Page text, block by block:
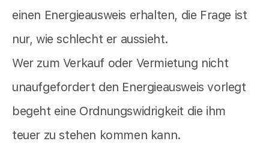
einen Energieausweis erhalten, die Frage ist
nur, wie schlecht er aussieht.
Wer zum Verkauf oder Vermietung nicht
unaufgefordert den Energieausweis vorlegt
begeht eine Ordnungswidrigkeit die ihm
teuer zu stehen kommen kann.